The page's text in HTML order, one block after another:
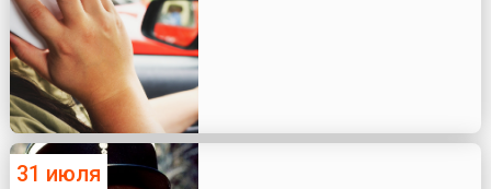
31 июля